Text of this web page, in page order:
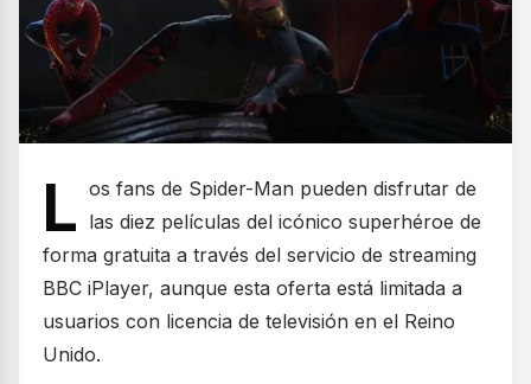
L os fans de Spider-Man pueden disfrutar de
las diez películas del icónico superhéroe de
forma gratuita a través del servicio de streaming
BBC iPlayer, aunque esta oferta está limitada a
usuarios con licencia de televisión en el Reino
Unido.